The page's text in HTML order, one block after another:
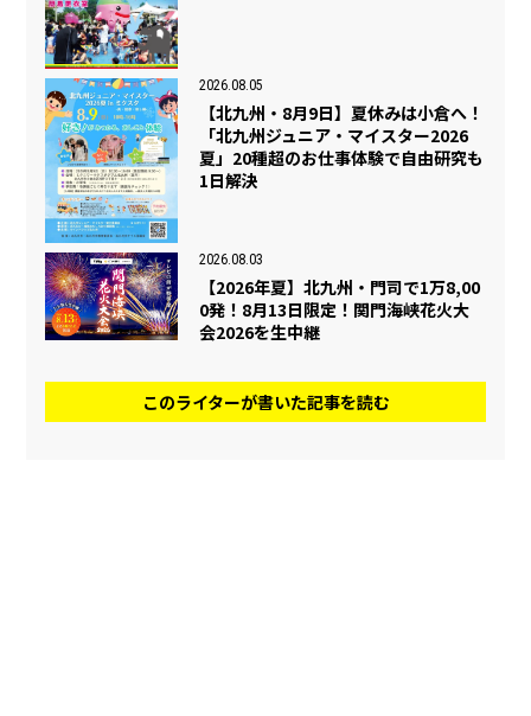
2026.08.05
【北九州・8月9日】夏休みは小倉へ！
「北九州ジュニア・マイスター2026
夏」20種超のお仕事体験で自由研究も
1日解決
2026.08.03
【2026年夏】北九州・門司で1万8,00
0発！8月13日限定！関門海峡花火大
会2026を生中継
このライターが書いた記事を読む